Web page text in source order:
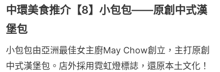
中環美食推介【8】小包包——原創中式漢
堡包
小包包由亞洲最佳女主廚May Chow創立，主打原創
中式漢堡包。店外採用霓虹燈標誌，還原本土文化！